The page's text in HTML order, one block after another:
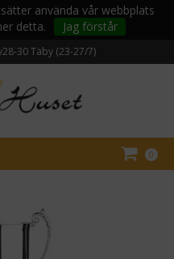
använda vår webbplats
detta.
Jag förstår
30Täby (23-27/7)
0